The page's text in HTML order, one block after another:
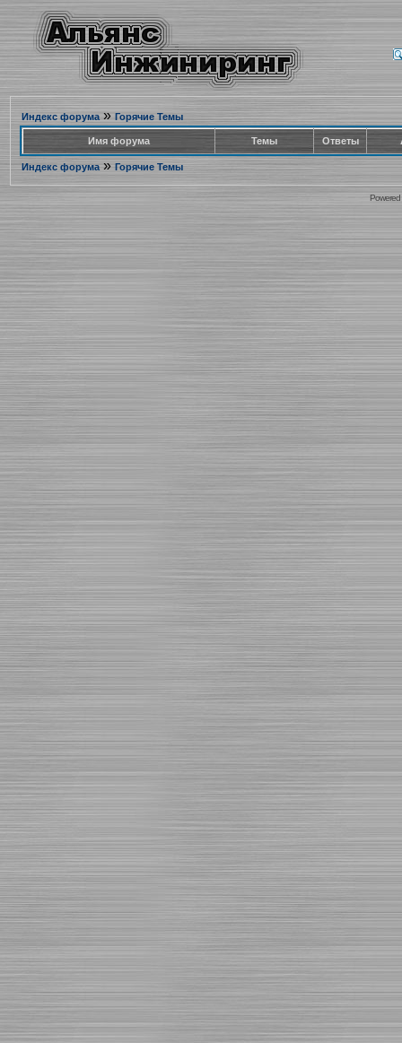
Индекс форума» Горячие Темы
Имя форума Темы Ответы
Индекс форума» Горячие Темы